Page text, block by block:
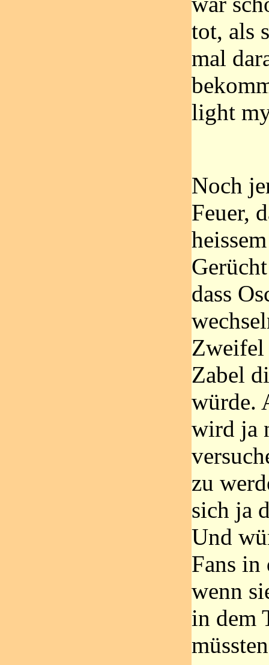
tot, als
mal
light
Noch
Feuer,
dass
Zweifel
Zabel
würde.
wird ja
zu
sich ja
Und
Fans in
wenn
in dem